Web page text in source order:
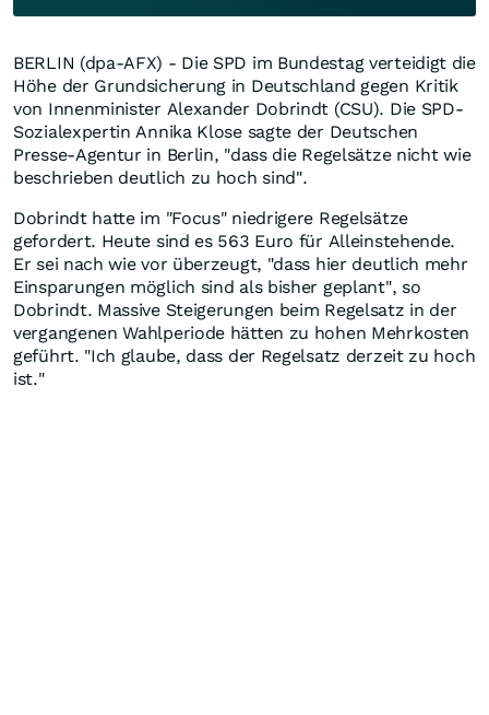
BERLIN (dpa-AFX) - Die SPD im Bundestag verteidigt die
Höhe der Grundsicherung in Deutschland gegen Kritik
von Innenminister Alexander Dobrindt (CSU). Die SPD-
Sozialexpertin Annika Klose sagte der Deutschen
Presse-Agentur in Berlin, "dass die Regelsätze nicht wie
beschrieben deutlich zu hoch sind".
Dobrindt hatte im "Focus" niedrigere Regelsätze
gefordert. Heute sind es 563 Euro für Alleinstehende.
Er sei nach wie vor überzeugt, "dass hier deutlich mehr
Einsparungen möglich sind als bisher geplant", so
Dobrindt. Massive Steigerungen beim Regelsatz in der
vergangenen Wahlperiode hätten zu hohen Mehrkosten
geführt. "Ich glaube, dass der Regelsatz derzeit zu hoch
ist."